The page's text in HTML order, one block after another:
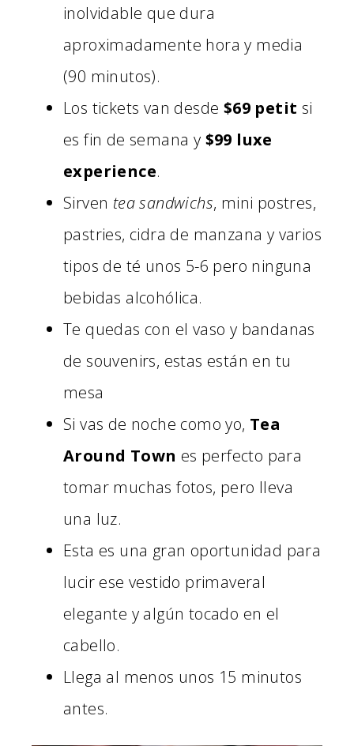
inolvidable que dura
aproximadamente hora y media
(90 minutos).
Los tickets van desde $69 petit si
es fin de semana y $99 luxe
experience.
Sirven tea sandwichs, mini postres,
pastries, cidra de manzana y varios
tipos de té unos 5-6 pero ninguna
bebidas alcohólica.
Te quedas con el vaso y bandanas
de souvenirs, estas están en tu
mesa
Si vas de noche como yo, Tea
Around Town es perfecto para
tomar muchas fotos, pero lleva
una luz.
Esta es una gran oportunidad para
lucir ese vestido primaveral
elegante y algún tocado en el
cabello.
Llega al menos unos 15 minutos
antes.